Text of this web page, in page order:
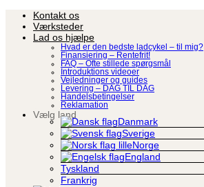
Fortsæt
indhold
Kontakt os
Værksteder
Lad os hjælpe
Hvad er den bedste ladcykel – til mig?
Finansiering – Rentefrit!
FAQ – Ofte stillede spørgsmål
Introduktions videoer
Vejledninger og guides
Levering – DAG TIL DAG
Handelsbetingelser
Reklamation
Vælg land
Danmark
Sverige
Norge
England
Tyskland
Frankrig